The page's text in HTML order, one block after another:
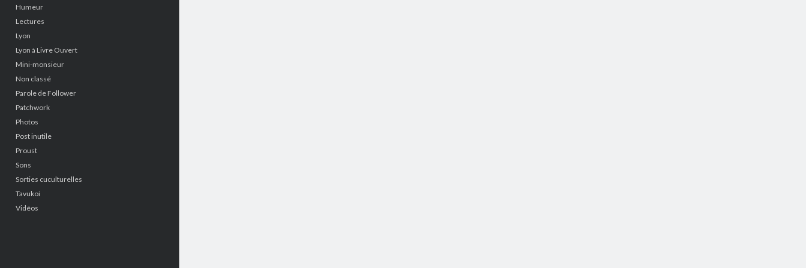
Humeur
Lectures
Lyon
Lyon à Livre Ouvert
Mini-monsieur
Non classé
Parole de Follower
Patchwork
Photos
Post inutile
Proust
Sons
Sorties cuculturelles
Tavukoi
Vidéos